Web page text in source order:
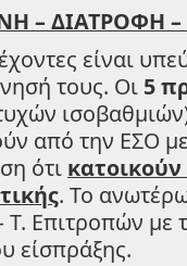
– ΔΙΑΤΡΟΦΗ –
είναι
τους. Οι 5
από την ΕΣΟ
ότι
. Το
Επιτροπών με
είσπράξης.